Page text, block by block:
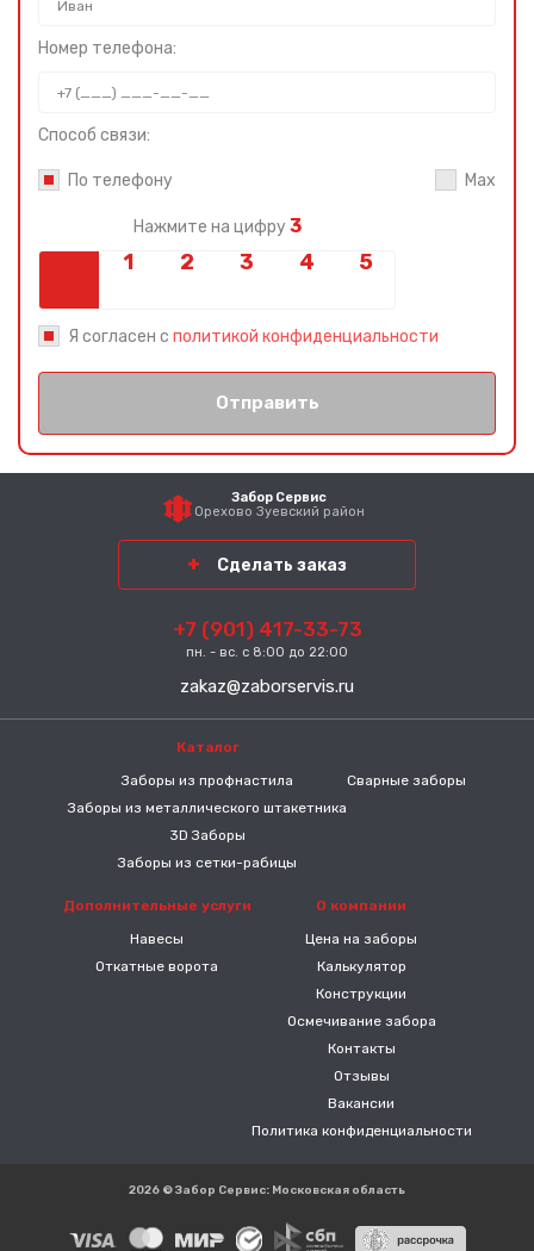
Номер телефона:
Способ связи:
По телефону Max
Нажмите на цифру 3
Я согласен с политикой конфиденциальности
Отправить
Забор Сервис
Орехово Зуевский район
Сделать заказ
+7 (901) 417-33-73
пн. - вс. с 8:00 до 22:00
zakaz@zaborservis.ru
Каталог
Заборы из профнастила
Заборы из металлического штакетника
3D Заборы
Заборы из сетки-рабицы
Сварные заборы
Дополнительные услуги
Навесы
Откатные ворота
О компании
Цена на заборы
Калькулятор
Конструкции
Осмечивание забора
Контакты
Отзывы
Вакансии
Политика конфиденциальности
2026 © Забор Сервис: Московская область